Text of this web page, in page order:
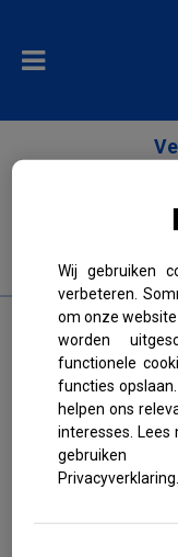
Verkoudheid
Heb ik een
Hoe vaak kan ik
Kan ik antibiotica
behandelen?
Wij gebruiken
verbeteren.
om onze
worden
functionele
functies
helpen ons
interesses. Lees
Privacyverklaring.